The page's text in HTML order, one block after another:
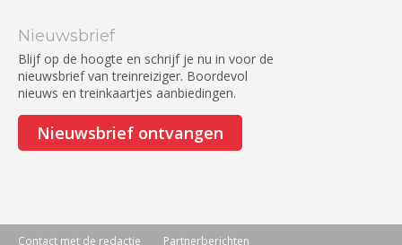
Nieuwsbrief
Blijf op de hoogte en schrijf je nu in voor de
nieuwsbrief van treinreiziger. Boordevol
nieuws en treinkaartjes aanbiedingen.
Nieuwsbrief ontvangen
Contact met de redactie Partnerberichten